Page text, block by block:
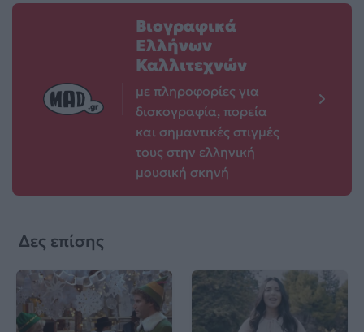
Βιογραφικά
Ελλήνων
Καλλιτεχνών
με πληροφορίες για
δισκογραφία, πορεία
και σημαντικές στιγμές
τους στην ελληνική
μουσική σκηνή
Δες επίσης